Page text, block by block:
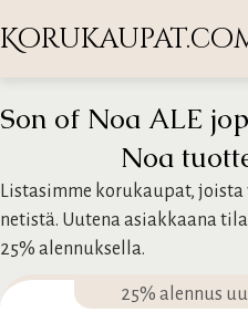
Son of Noa ALE
Noa
Listasimme korukaupat,
netistä. Uutena asiakkaana
25% alennuksella.
25% alennus